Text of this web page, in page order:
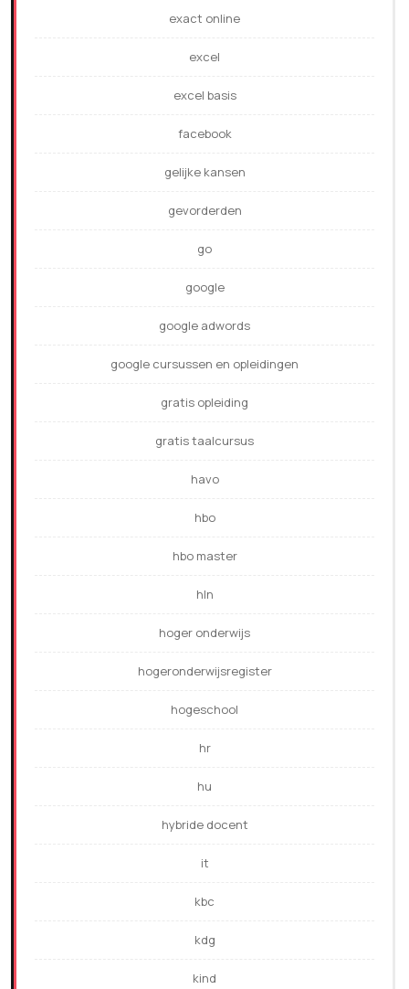
exact online
excel
excel basis
facebook
gelijke kansen
gevorderden
go
google
google adwords
google cursussen en opleidingen
gratis opleiding
gratis taalcursus
havo
hbo
hbo master
hln
hoger onderwijs
hogeronderwijsregister
hogeschool
hr
hu
hybride docent
it
kbc
kdg
kind